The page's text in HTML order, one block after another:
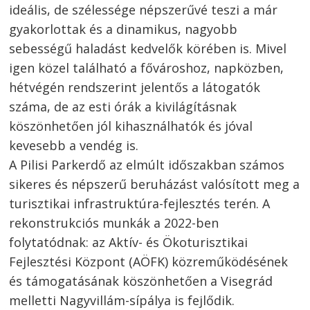
ideális, de szélessége népszerűvé teszi a már
gyakorlottak és a dinamikus, nagyobb
sebességű haladást kedvelők körében is. Mivel
igen közel található a fővároshoz, napközben,
hétvégén rendszerint jelentős a látogatók
száma, de az esti órák a kivilágításnak
köszönhetően jól kihasználhatók és jóval
kevesebb a vendég is.
A Pilisi Parkerdő az elmúlt időszakban számos
sikeres és népszerű beruházást valósított meg a
turisztikai infrastruktúra-fejlesztés terén. A
rekonstrukciós munkák a 2022-ben
folytatódnak: az Aktív- és Ökoturisztikai
Fejlesztési Központ (AÖFK) közreműködésének
és támogatásának köszönhetően a Visegrád
melletti Nagyvillám-sípálya is fejlődik.